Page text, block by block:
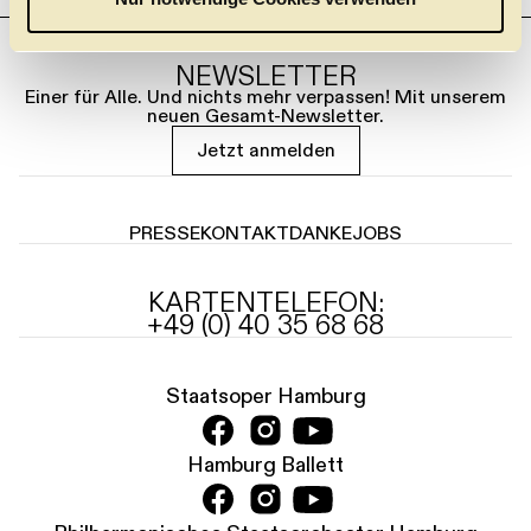
h
l
NEWSLETTER
Einer für Alle. Und nichts mehr verpassen! Mit unserem
neuen Gesamt-Newsletter.
Jetzt anmelden
PRESSEKONTAKTDANKEJOBS
KARTENTELEFON:
+49 (0) 40 35 68 68
Staatsoper Hamburg
Hamburg Ballett